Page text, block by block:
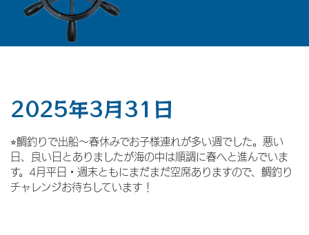
2025年3月31日
⭐︎鯛釣りで出船〜春休みでお子様連れが多い週でした。悪い
日、良い日とありましたが海の中は順調に春へと進んでいま
す。4月平日・週末ともにまだまだ空席ありますので、鯛釣り
チャレンジお待ちしています！